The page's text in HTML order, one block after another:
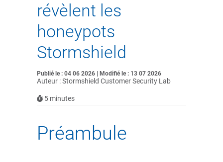
révèlent les
honeypots
Stormshield
Publié le : 04 06 2026 | Modifié le : 13 07 2026
Auteur : Stormshield Customer Security Lab
5 minutes
Préambule